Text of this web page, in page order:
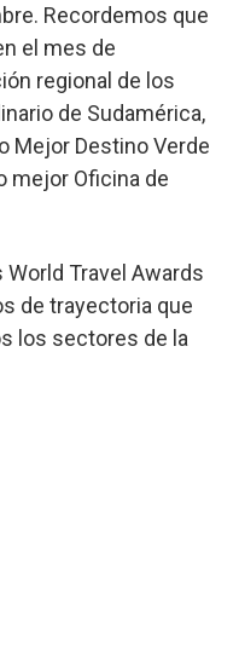
Recordemos que
el mes de
regional de los
de Sudamérica,
Mejor Destino Verde
mejor Oficina de
Travel Awards
de trayectoria que
los sectores de la